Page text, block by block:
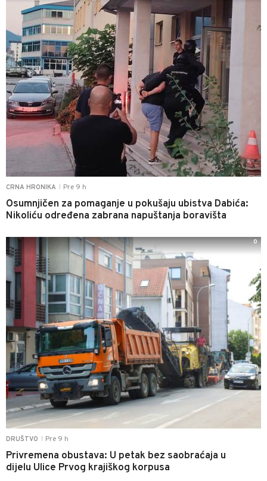
CRNA HRONIKA Pre 9 h
Osumnjičen za pomaganje u pokušaju ubistva Dabića:
Nikoliću određena zabrana napuštanja boravišta
DRUŠTVO Pre 9 h
Privremena obustava: U petak bez saobraćaja u
dijelu Ulice Prvog krajiškog korpusa
0